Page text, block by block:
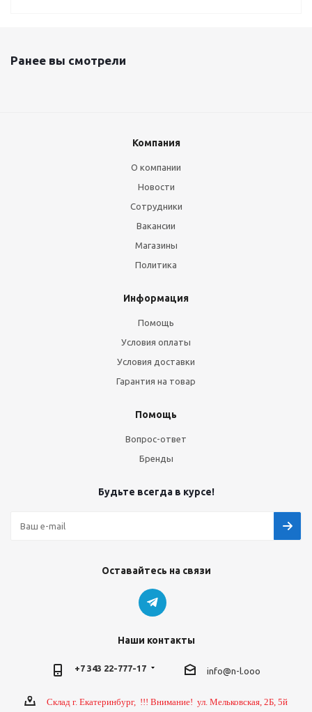
Ранее вы смотрели
Компания
О компании
Новости
Сотрудники
Вакансии
Магазины
Политика
Информация
Помощь
Условия оплаты
Условия доставки
Гарантия на товар
Помощь
Вопрос-ответ
Бренды
Будьте всегда в курсе!
Оставайтесь на связи
Наши контакты
+7 343 22-777-17 info@n-l.ooo
Склад г. Екатеринбург, !!! Внимание! ул. Мельковская, 2Б, 5й